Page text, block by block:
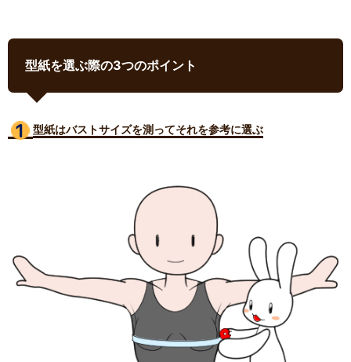
型紙を選ぶ際の3つのポイント
型紙はバストサイズを測ってそれを参考に選ぶ